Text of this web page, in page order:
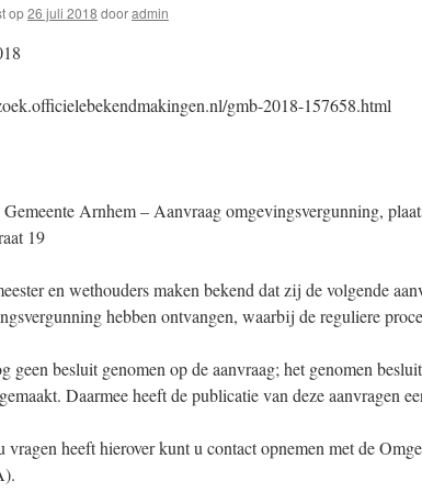
op26 juli 2018 dooradmin
gmb-2018-157658.html
Arnhem – Aanvraag omgevingsvergunning,
19
en wethouders maken bekend dat zij de volgende
hebben ontvangen, waarbij de reguliere
geen besluit genomen op de aanvraag; het genomen
Daarmee heeft de publicatie van deze aanvragen
vragen heeft hierover kunt u contact opnemen met de